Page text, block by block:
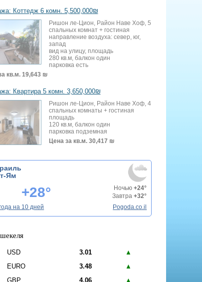
Коттедж 6 комн. 5,500,000₪
Ришон ле-Цион, Район Наве Хоф, 5
спальных комнат + гостиная
направление воздуха: север, юг,
запад
вид на улицу, площадь
280 кв.м, балкон один
парковка есть
кв.м. 19,643 ₪
Квартира 5 комн. 3,650,000₪
Ришон ле-Цион, Район Наве Хоф, 4
спальных комнаты + гостиная
площадь
120 кв.м, балкон один
парковка подземная
Цена за кв.м. 30,417 ₪
Ям
+28° Ночью+24°
Завтра+32°
на 10 дней
Pogoda.co.il
USD 3.01
▲
EURO 3.48
▲
GBP 4.06 ▲